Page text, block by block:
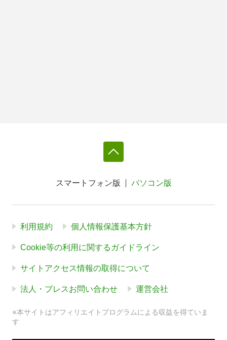
スマートフォン版 パソコン版
利用規約 個人情報保護基本方針
Cookie等の利用に関するガイドライン
サイトアクセス情報の取得について
法人・プレスお問い合わせ 運営会社
※本サイトはアフィリエイトプログラムによる収益を得ていま
す